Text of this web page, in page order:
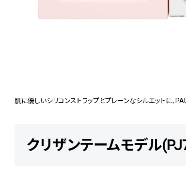
肌に優しいシリコンストラップとプレーンなシルエットに、
クリザンテームモデル